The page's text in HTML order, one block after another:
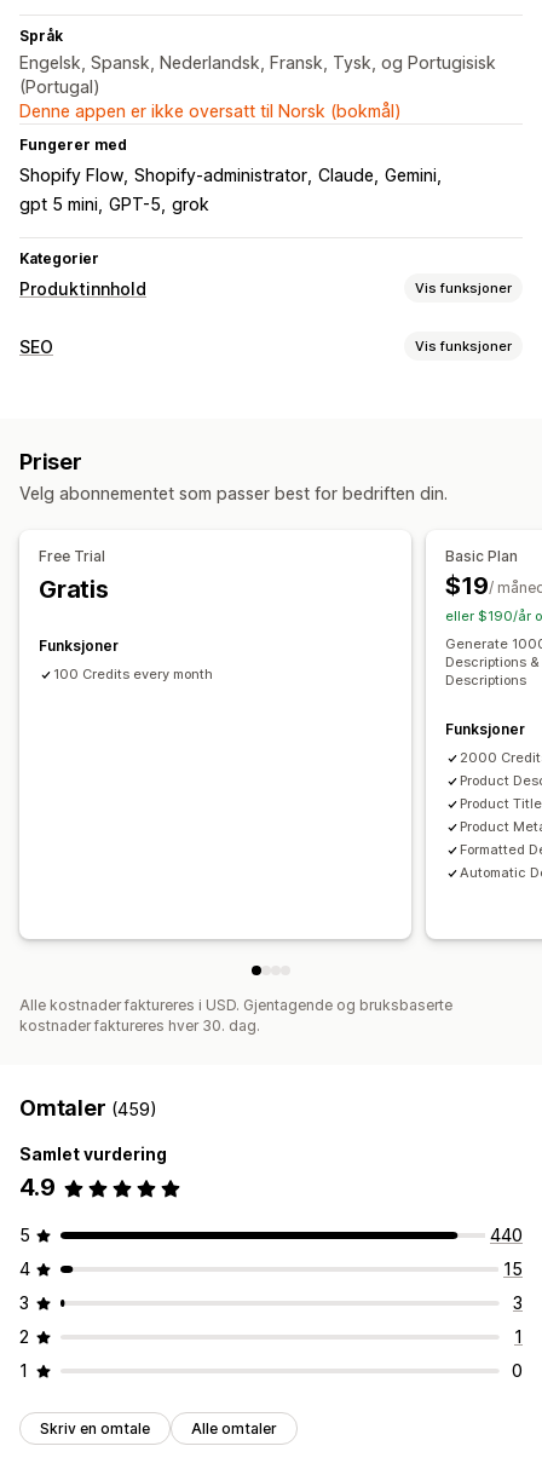
Språk
Engelsk, Spansk, Nederlandsk, Fransk, Tysk, og Portugisisk
(Portugal)
Denne appen er ikke oversatt til Norsk (bokmål)
Fungerer med
Shopify Flow Shopify-administrator Claude Gemini
gpt 5 mini GPT-5 grok
Kategorier
Produktinnhold Vis funksjoner
Innholdstyper
Innholdsskaping
KI-generering
Bildekomprimering
Ledetekstmaler
Import og eksport
SEO
SEO-revisjoner
SEO Vis funksjoner
Alternativtekst
Masseredigering AI-generering Lokal SEO
Innholdsoptimalisering
Optimalisering av metadata
Innholdsanalyse
Priser
Velg abonnementet som passer best for bedriften din.
Free Trial
Gratis
Funksjoner
100 Credits every month
Basic Plan
$19/
eller $190/år
Generate
Descriptions
Descriptions
Funksjoner
2000
Product
Product
Product
Formatted
Automatic
Alle kostnader faktureres i USD. Gjentagende og bruksbaserte
kostnader faktureres hver 30. dag.
Omtaler (459)
Samlet vurdering
4.9
5
440
4
15
3
3
2
1
1
0
Skriv en omtale Alle omtaler